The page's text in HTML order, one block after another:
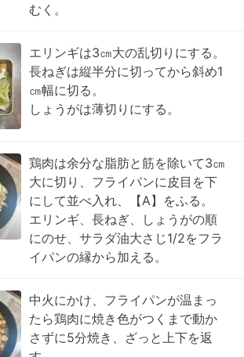
むく。
エリンギは3㎝大の乱切りにする。
長ねぎは縦半分に切ってから斜め1
㎝幅に切る。
しょうがは薄切りにする。
鶏肉は余分な脂肪と筋を除いて3㎝
大に切り、フライパンに皮目を下
にして並べ入れ、【A】をふる。
エリンギ、長ねぎ、しょうがの順
にのせ、サラダ油大さじ1/2をフラ
イパンの縁から加える。
中火にかけ、フライパンが温まっ
たら鶏肉に焼き色がつくまで動か
さずに5分焼き、ざっと上下を返